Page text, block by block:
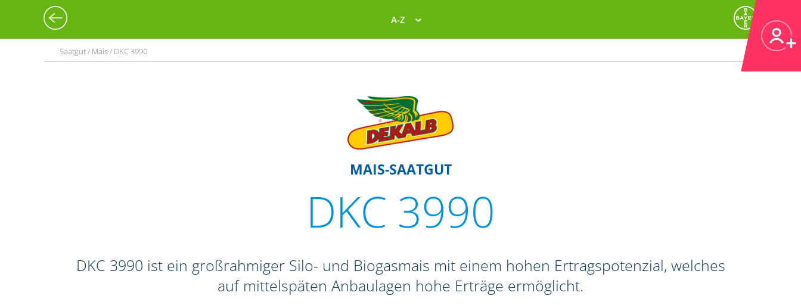
A-Z
Saatgut / Mais / DKC 3990
MAIS-SAATGUT
DKC 3990
DKC 3990 ist ein großrahmiger Silo- und Biogasmais mit einem hohen Ertragspotenzial, welches
auf mittelspäten Anbaulagen hohe Erträge ermöglicht.